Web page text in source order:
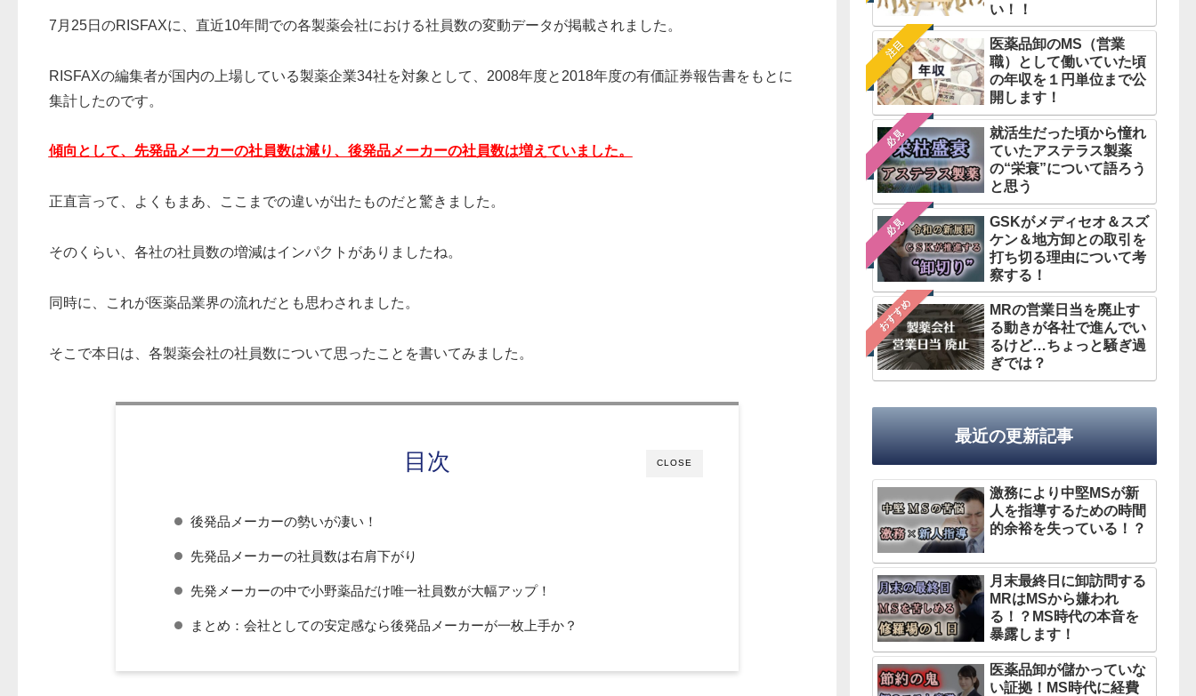
7月25日のRISFAXに、直近10年間での各製薬会社における社員数の変動データが掲載されました。
RISFAXの編集者が国内の上場している製薬企業34社を対象として、2008年度と2018年度の有価証券報告書をもとに
集計したのです。
傾向として、先発品メーカーの社員数は減り、後発品メーカーの社員数は増えていました。
正直言って、よくもまあ、ここまでの違いが出たものだと驚きました。
そのくらい、各社の社員数の増減はインパクトがありましたね。
同時に、これが医薬品業界の流れだとも思わされました。
そこで本日は、各製薬会社の社員数について思ったことを書いてみました。
CLOSE
目次
後発品メーカーの勢いが凄い！
先発品メーカーの社員数は右肩下がり
先発メーカーの中で小野薬品だけ唯一社員数が大幅アップ！
まとめ：会社としての安定感なら後発品メーカーが一枚上手か？
い！！
注目
医薬品卸のMS（営業
職）として働いていた頃
の年収を１円単位まで公
開します！
必見
就活生だった頃から憧れ
ていたアステラス製薬
の“栄衰”について語ろう
と思う
必見
GSKがメディセオ＆スズ
ケン＆地方卸との取引を
打ち切る理由について考
察する！
おすすめ
MRの営業日当を廃止す
る動きが各社で進んでい
るけど…ちょっと騒ぎ過
ぎでは？
最近の更新記事
激務により中堅MSが新
人を指導するための時間
的余裕を失っている！？
月末最終日に卸訪問する
MRはMSから嫌われ
る！？MS時代の本音を
暴露します！
医薬品卸が儲かっていな
い証拠！MS時代に経費